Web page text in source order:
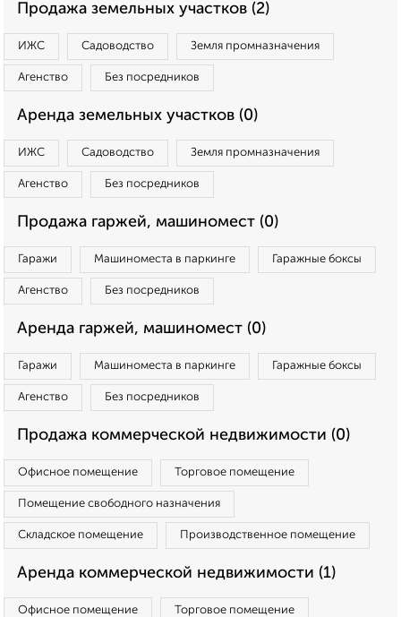
Продажа земельных участков (2)
ИЖС Садоводство Земля промназначения
Агенство Без посредников
Аренда земельных участков (0)
ИЖС Садоводство Земля промназначения
Агенство Без посредников
Продажа гаржей, машиномест (0)
Гаражи Машиноместа в паркинге Гаражные боксы
Агенство Без посредников
Аренда гаржей, машиномест (0)
Гаражи Машиноместа в паркинге Гаражные боксы
Агенство Без посредников
Продажа коммерческой недвижимости (0)
Офисное помещение Торговое помещение
Помещение свободного назначения
Складское помещение Производственное помещение
Аренда коммерческой недвижимости (1)
Офисное помещение Торговое помещение